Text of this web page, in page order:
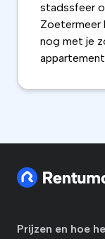
stadssfeer
Zoetermeer
nog met je
Prijzen en hoe